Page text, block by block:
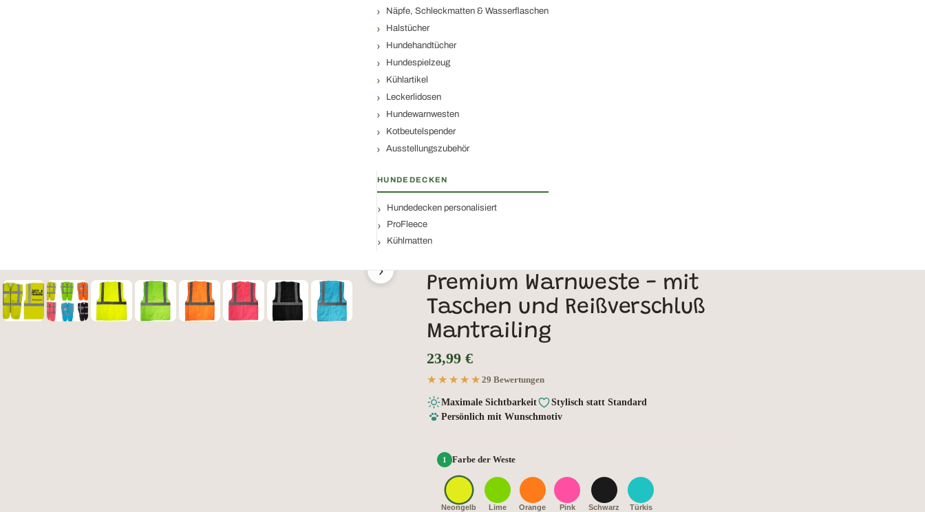
Näpfe, Schleckmatten & Wasserflaschen
Halstücher
Hundehandtücher
Hundespielzeug
Kühlartikel
Leckerlidosen
Hundewarnwesten
Kotbeutelspender
Ausstellungszubehör
HUNDEDECKEN
Hundedecken personalisiert
ProFleece
Kühlmatten
Wunschtext ›
Premium Warnweste - mit
Taschen und Reißverschluß
Mantrailing
23,99 €
★★★★★
★★★★★ 29 Bewertungen
Maximale Sichtbarkeit
Stylisch statt Standard
Persönlich mit Wunschmotiv
Farbe der Weste
Neongelb Lime Orange Pink Schwarz Türkis